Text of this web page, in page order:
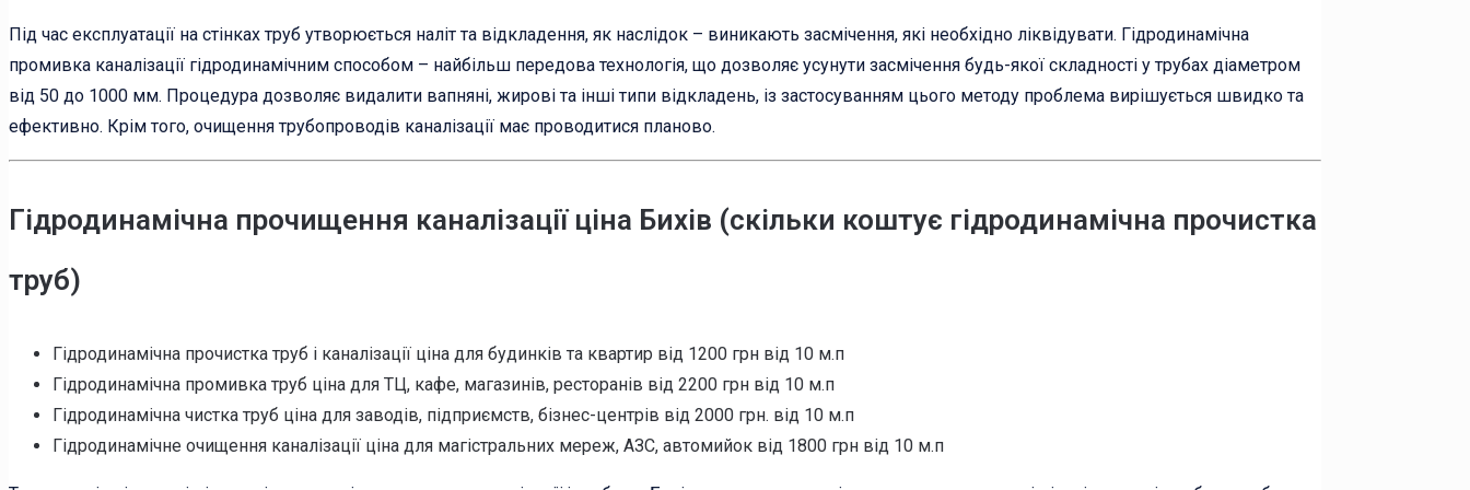
Під час експлуатації на стінках труб утворюється наліт та відкладення, як наслідок – виникають засмічення, які необхідно ліквідувати. Гідродинамічна
промивка каналізації гідродинамічним способом – найбільш передова технологія, що дозволяє усунути засмічення будь-якої складності у трубах діаметром
від 50 до 1000 мм. Процедура дозволяє видалити вапняні, жирові та інші типи відкладень, із застосуванням цього методу проблема вирішується швидко та
ефективно. Крім того, очищення трубопроводів каналізації має проводитися планово.
Гідродинамічна прочищення каналізації ціна Бихів (скільки коштує гідродинамічна прочистка
труб)
Гідродинамічна прочистка труб і каналізації ціна для будинків та квартир від 1200 грн від 10 м.п
Гідродинамічна промивка труб ціна для ТЦ, кафе, магазинів, ресторанів від 2200 грн від 10 м.п
Гідродинамічна чистка труб ціна для заводів, підприємств, бізнес-центрів від 2000 грн. від 10 м.п
Гідродинамічне очищення каналізації ціна для магістральних мереж, АЗС, автомийок від 1800 грн від 10 м.п